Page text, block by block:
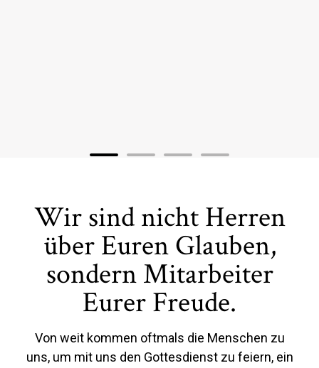
Wir sind nicht Herren
über Euren Glauben,
sondern Mitarbeiter
Eurer Freude.
Von weit kommen oftmals die Menschen zu
uns, um mit uns den Gottesdienst zu feiern, ein